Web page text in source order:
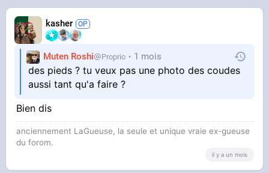
kasher
Muten Roshi Proprio 1 mois
des pieds ? tu veux pas une photo des coudes
aussi tant qu'a faire ?
Bien dis
anciennement LaGueuse, la seule et unique vraie ex-gueuse
du forom.
il y a un mois